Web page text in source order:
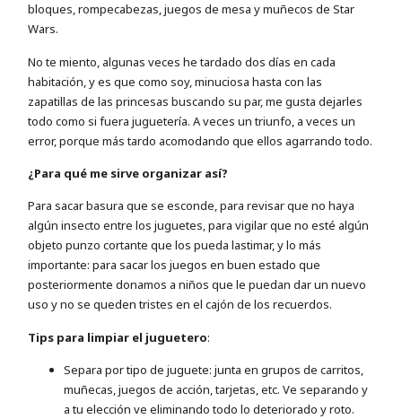
bloques, rompecabezas, juegos de mesa y muñecos de Star
Wars.
No te miento, algunas veces he tardado dos días en cada
habitación, y es que como soy, minuciosa hasta con las
zapatillas de las princesas buscando su par, me gusta dejarles
todo como si fuera juguetería. A veces un triunfo, a veces un
error, porque más tardo acomodando que ellos agarrando todo.
¿Para qué me sirve organizar así?
Para sacar basura que se esconde, para revisar que no haya
algún insecto entre los juguetes, para vigilar que no esté algún
objeto punzo cortante que los pueda lastimar, y lo más
importante: para sacar los juegos en buen estado que
posteriormente donamos a niños que le puedan dar un nuevo
uso y no se queden tristes en el cajón de los recuerdos.
Tips para limpiar el juguetero:
Separa por tipo de juguete: junta en grupos de carritos,
muñecas, juegos de acción, tarjetas, etc. Ve separando y
a tu elección ve eliminando todo lo deteriorado y roto.